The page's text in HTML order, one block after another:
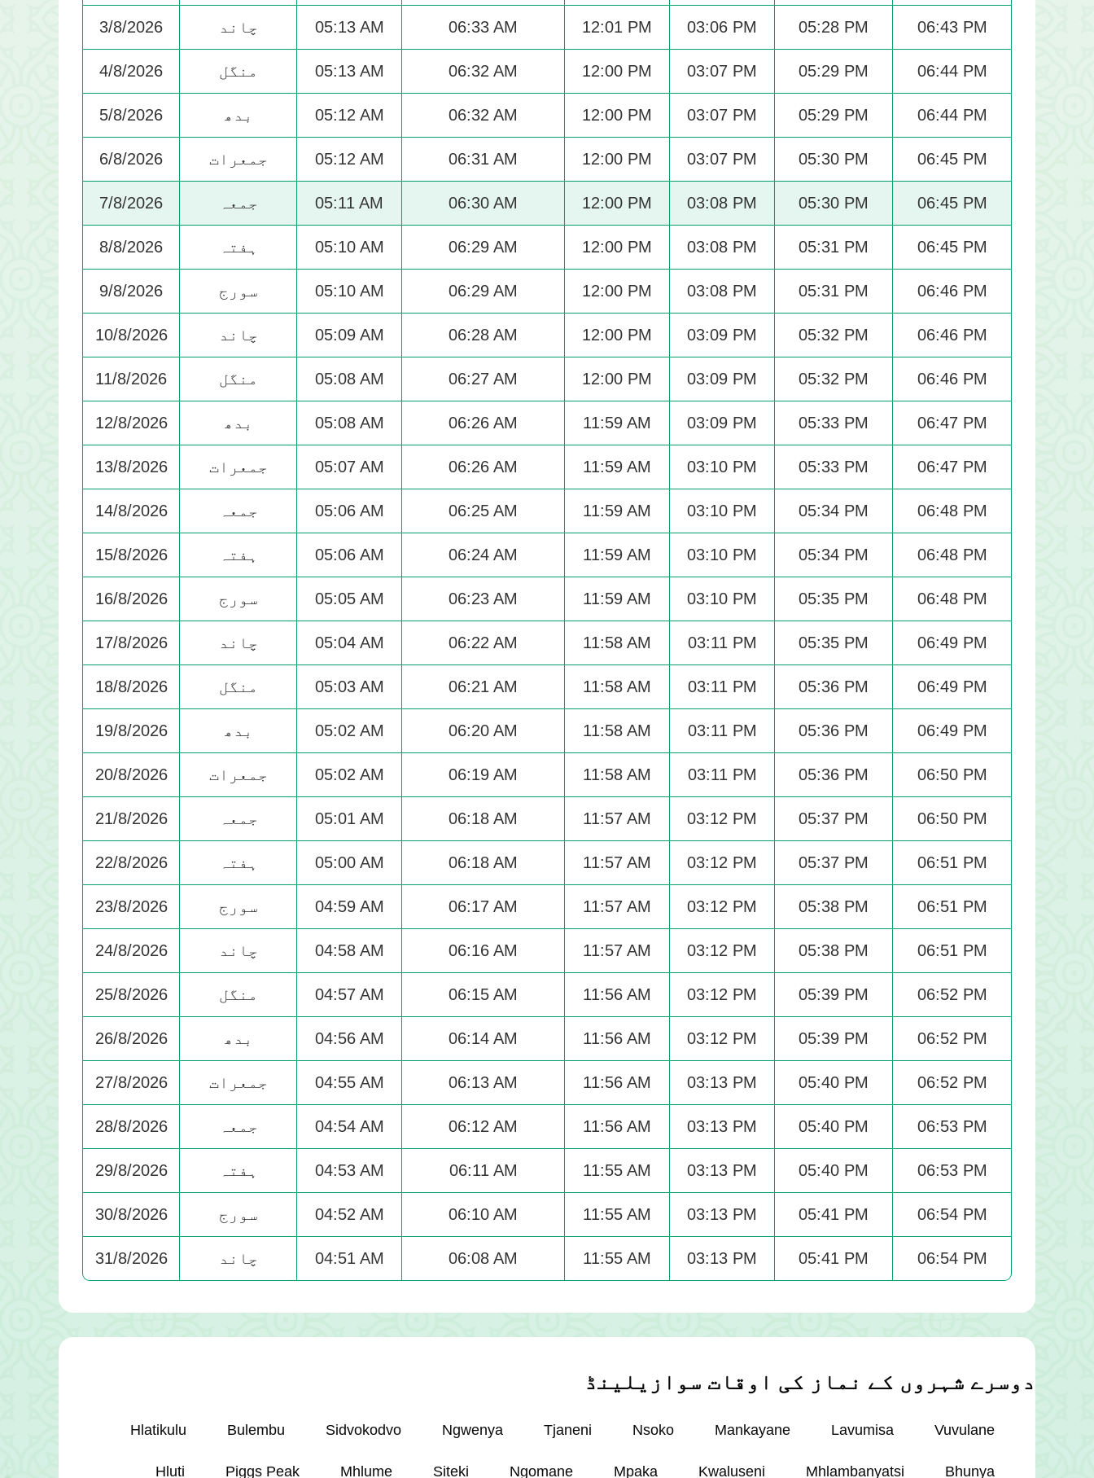
3/8/2026 چاند 05:13 AM 06:33 AM 12:01 PM 03:06 PM 05:28 PM 06:43 PM
4/8/2026 منگل 05:13 AM 06:32 AM 12:00 PM 03:07 PM 05:29 PM 06:44 PM
5/8/2026 بدھ 05:12 AM 06:32 AM 12:00 PM 03:07 PM 05:29 PM 06:44 PM
6/8/2026 جمعرات 05:12 AM 06:31 AM 12:00 PM 03:07 PM 05:30 PM 06:45 PM
7/8/2026 جمعہ 05:11 AM 06:30 AM 12:00 PM 03:08 PM 05:30 PM 06:45 PM
8/8/2026 ہفتہ 05:10 AM 06:29 AM 12:00 PM 03:08 PM 05:31 PM 06:45 PM
9/8/2026 سورج 05:10 AM 06:29 AM 12:00 PM 03:08 PM 05:31 PM 06:46 PM
10/8/2026 چاند 05:09 AM 06:28 AM 12:00 PM 03:09 PM 05:32 PM 06:46 PM
11/8/2026 منگل 05:08 AM 06:27 AM 12:00 PM 03:09 PM 05:32 PM 06:46 PM
12/8/2026 بدھ 05:08 AM 06:26 AM 11:59 AM 03:09 PM 05:33 PM 06:47 PM
13/8/2026 جمعرات 05:07 AM 06:26 AM 11:59 AM 03:10 PM 05:33 PM 06:47 PM
14/8/2026 جمعہ 05:06 AM 06:25 AM 11:59 AM 03:10 PM 05:34 PM 06:48 PM
15/8/2026 ہفتہ 05:06 AM 06:24 AM 11:59 AM 03:10 PM 05:34 PM 06:48 PM
16/8/2026 سورج 05:05 AM 06:23 AM 11:59 AM 03:10 PM 05:35 PM 06:48 PM
17/8/2026 چاند 05:04 AM 06:22 AM 11:58 AM 03:11 PM 05:35 PM 06:49 PM
18/8/2026 منگل 05:03 AM 06:21 AM 11:58 AM 03:11 PM 05:36 PM 06:49 PM
19/8/2026 بدھ 05:02 AM 06:20 AM 11:58 AM 03:11 PM 05:36 PM 06:49 PM
20/8/2026 جمعرات 05:02 AM 06:19 AM 11:58 AM 03:11 PM 05:36 PM 06:50 PM
21/8/2026 جمعہ 05:01 AM 06:18 AM 11:57 AM 03:12 PM 05:37 PM 06:50 PM
22/8/2026 ہفتہ 05:00 AM 06:18 AM 11:57 AM 03:12 PM 05:37 PM 06:51 PM
23/8/2026 سورج 04:59 AM 06:17 AM 11:57 AM 03:12 PM 05:38 PM 06:51 PM
24/8/2026 چاند 04:58 AM 06:16 AM 11:57 AM 03:12 PM 05:38 PM 06:51 PM
25/8/2026 منگل 04:57 AM 06:15 AM 11:56 AM 03:12 PM 05:39 PM 06:52 PM
26/8/2026 بدھ 04:56 AM 06:14 AM 11:56 AM 03:12 PM 05:39 PM 06:52 PM
27/8/2026 جمعرات 04:55 AM 06:13 AM 11:56 AM 03:13 PM 05:40 PM 06:52 PM
28/8/2026 جمعہ 04:54 AM 06:12 AM 11:56 AM 03:13 PM 05:40 PM 06:53 PM
29/8/2026 ہفتہ 04:53 AM 06:11 AM 11:55 AM 03:13 PM 05:40 PM 06:53 PM
30/8/2026 سورج 04:52 AM 06:10 AM 11:55 AM 03:13 PM 05:41 PM 06:54 PM
31/8/2026 چاند 04:51 AM 06:08 AM 11:55 AM 03:13 PM 05:41 PM 06:54 PM
دوسرے شہروں کے نماز کی اوقات سوازیلینڈ
Vuvulane
Lavumisa
Mankayane
Nsoko
Tjaneni
Ngwenya
Sidvokodvo
Bulembu
Hlatikulu
Bhunya
Mhlambanyatsi
Kwaluseni
Mpaka
Ngomane
Siteki
Mhlume
Piggs Peak
Hluti